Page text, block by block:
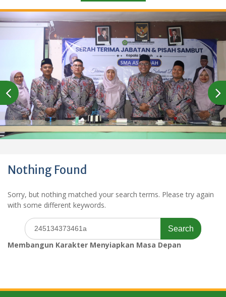
Nothing Found
Sorry, but nothing matched your search terms. Please try again
with some different keywords.
Search
for:
Membangun Karakter Menyiapkan Masa Depan